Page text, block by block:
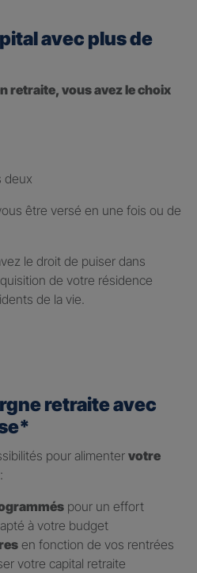
avec plus de
retraite, vous avez le choix
deux
être versé en une fois ou de
le droit de puiser dans
de votre résidence
de la vie.
retraite avec
pour alimenter votre
:
pour un effort
à votre budget
en fonction de vos rentrées
votre capital retraite